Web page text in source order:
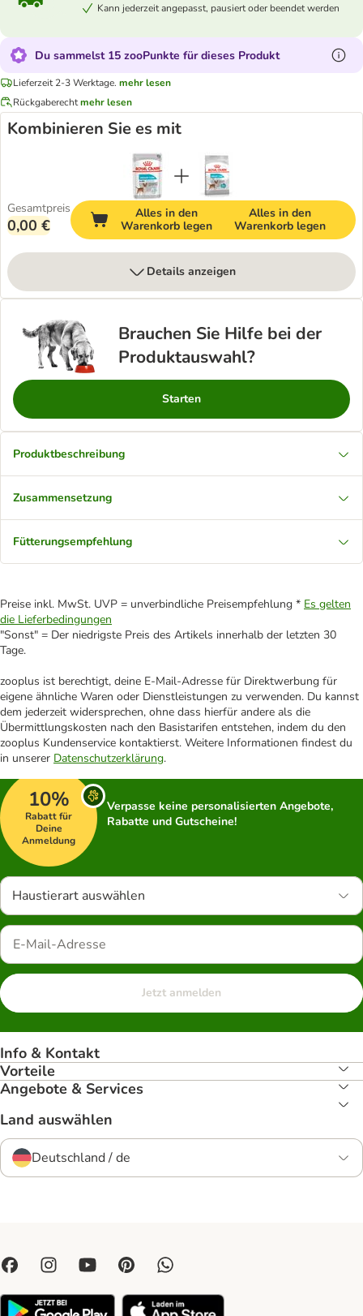
Kann jederzeit angepasst, pausiert oder beendet werden
Du sammelst 15 zooPunkte für dieses Produkt
Lieferzeit 2-3 Werktage. mehr lesen
Rückgaberechtmehr lesen
Kombinieren Sie es mit
Gesamtpreis
0,00 €
Alles in den
Warenkorb legen
Alles in den
Warenkorb legen
Details anzeigen
Brauchen Sie Hilfe bei der
Produktauswahl?
Starten
Produktbeschreibung
Zusammensetzung
Fütterungsempfehlung
Preise inkl. MwSt. UVP = unverbindliche Preisempfehlung * Es gelten
die Lieferbedingungen
"Sonst" = Der niedrigste Preis des Artikels innerhalb der letzten 30
Tage.
zooplus ist berechtigt, deine E-Mail-Adresse für Direktwerbung für
eigene ähnliche Waren oder Dienstleistungen zu verwenden. Du kannst
dem jederzeit widersprechen, ohne dass hierfür andere als die
Übermittlungskosten nach den Basistarifen entstehen, indem du den
zooplus Kundenservice kontaktierst. Weitere Informationen findest du
in unserer Datenschutzerklärung.
10%
Rabatt für
Deine
Anmeldung
Verpasse keine personalisierten Angebote,
Rabatte und Gutscheine!
Haustierart auswählen
Jetzt anmelden
Info & Kontakt
Vorteile
Angebote & Services
Land auswählen
Deutschland / de